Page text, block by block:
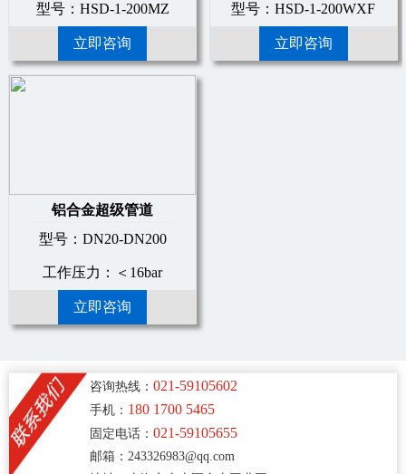
型号：HSD-1-200MZ
立即咨询
型号：HSD-1-200WXF
立即咨询
铝合金超级管道
型号：DN20-DN200
工作压力：＜16bar
立即咨询
咨询热线： 021-59105602
手机： 180 1700 5465
固定电话： 021-59105655
邮箱：243326983@qq.com